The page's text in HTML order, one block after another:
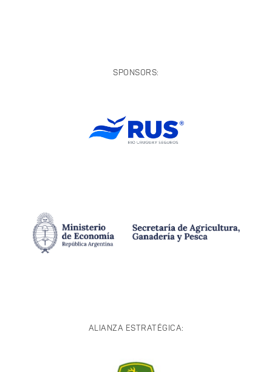
SPONSORS:
ALIANZA ESTRATÉGICA: